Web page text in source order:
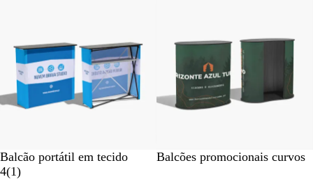
Balcão portátil em tecido
4(1)
Balcões promocionais curvos